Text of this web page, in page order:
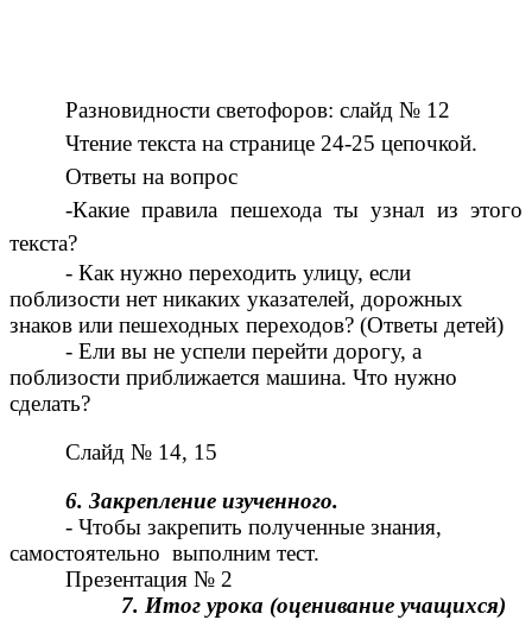
Разновидности светофоров: слайд № 12
Чтение текста на странице 24-25 цепочкой.
Ответы на вопрос
-Какие правила пешехода ты узнал из этого
текста?
- Как нужно переходить улицу, если
поблизости нет никаких указателей, дорожных
знаков или пешеходных переходов? (Ответы детей)
- Ели вы не успели перейти дорогу, а
поблизости приближается машина. Что нужно
сделать?
Слайд № 14, 15
6. Закрепление изученного.
- Чтобы закрепить полученные знания,
самостоятельно выполним тест.
Презентация № 2
7. Итог урока (оценивание учащихся)